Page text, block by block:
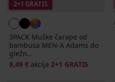
2+1 GRATIS
3PACK Muške čarape od
bambusa MEN-A Adams do
gležn...
9,49 € akcija 2+1 GRATIS